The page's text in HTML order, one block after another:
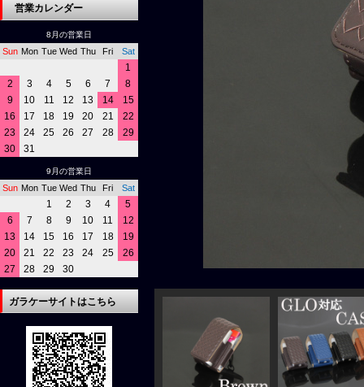
営業カレンダー
8月の営業日
Sun Mon Tue Wed Thu Fri Sat
1
2
3 4 5 6 7
8
9
10 11 12 13 14
15
16
17 18 19 20 21
22
23
24 25 26 27 28
29
30
31
9月の営業日
Sun Mon Tue Wed Thu Fri Sat
1 2 3 4
5
6
7 8 9 10 11
12
13
14 15 16 17 18
19
20
21 22 23 24 25
26
27
28 29 30
ガラケーサイトはこちら